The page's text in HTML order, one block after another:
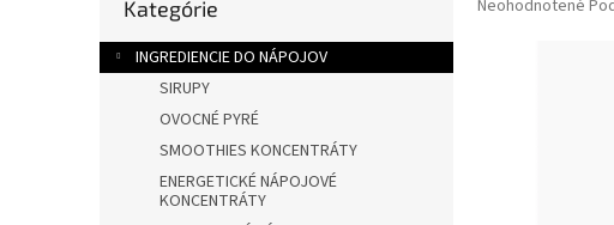
ý
p
kategórie
Kategórie
INGREDIENCIE DO NÁPOJOV
SIRUPY
OVOCNÉ PYRÉ
SMOOTHIES KONCENTRÁTY
ENERGETICKÉ NÁPOJOVÉ
KONCENTRÁTY
Priemerné
Neohodnotené